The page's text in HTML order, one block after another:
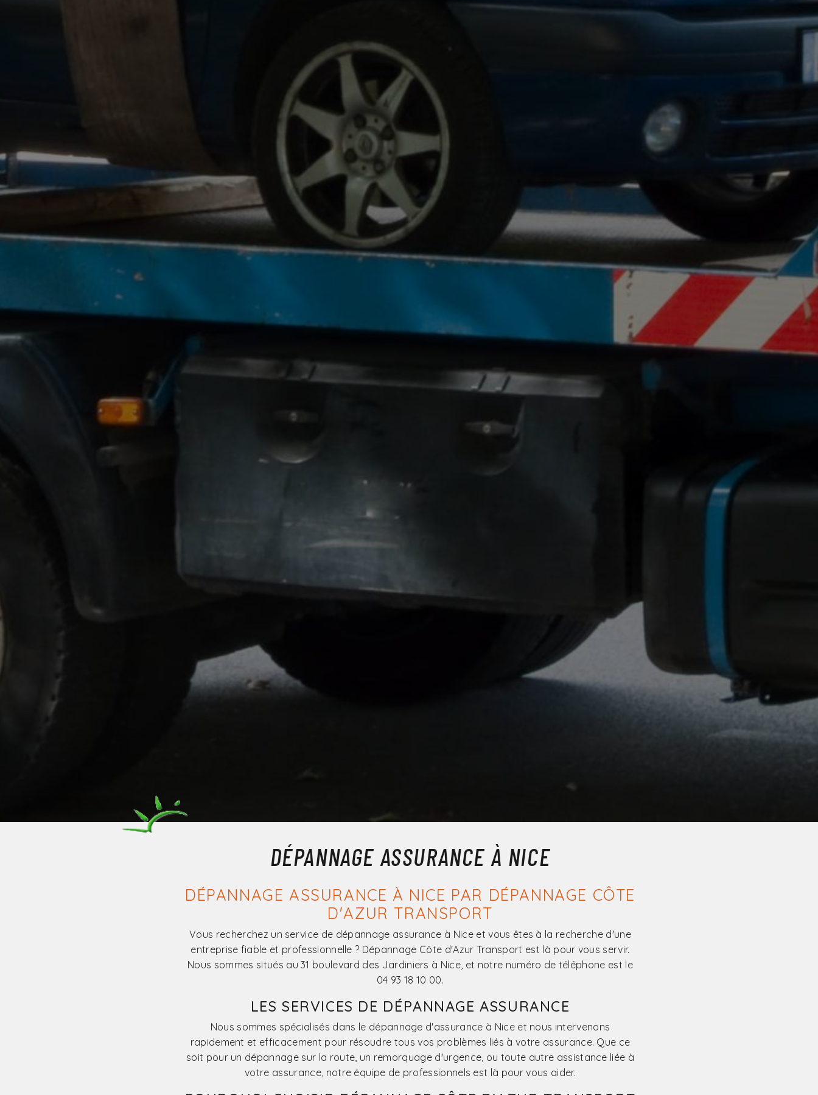
DÉPANNAGE ASSURANCE À NICE
DÉPANNAGE ASSURANCE À NICE PAR DÉPANNAGE CÔTE
D'AZUR TRANSPORT
Vous recherchez un service de dépannage assurance à Nice et vous êtes à la recherche d'une
entreprise fiable et professionnelle ? Dépannage Côte d'Azur Transport est là pour vous servir.
Nous sommes situés au 31 boulevard des Jardiniers à Nice, et notre numéro de téléphone est le
04 93 18 10 00.
LES SERVICES DE DÉPANNAGE ASSURANCE
Nous sommes spécialisés dans le dépannage d'assurance à Nice et nous intervenons
rapidement et efficacement pour résoudre tous vos problèmes liés à votre assurance. Que ce
soit pour un dépannage sur la route, un remorquage d'urgence, ou toute autre assistance liée à
votre assurance, notre équipe de professionnels est là pour vous aider.